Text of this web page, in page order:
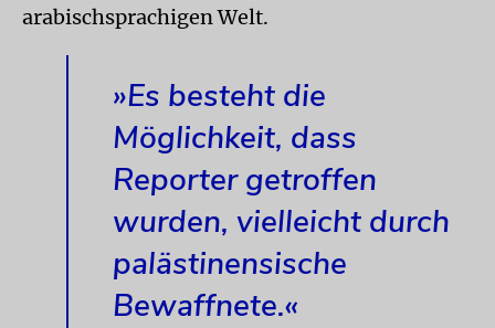
arabischsprachigen Welt.
»Es besteht die
Möglichkeit, dass
Reporter getroffen
wurden, vielleicht durch
palästinensische
Bewaffnete.«